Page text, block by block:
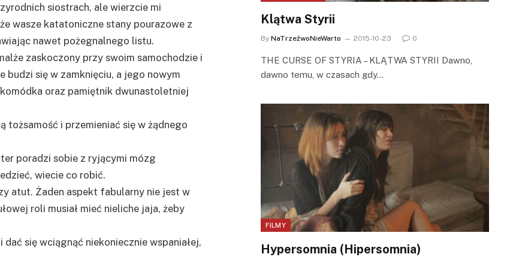
siostrach, ale wierzcie mi
wasze katatoniczne stany pourazowe z
nawet pożegnalnego listu.
zaskoczony przy swoim samochodzie i
budzi się w zamknięciu, a jego nowym
oraz pamiętnik dwunastoletniej
i przemieniać się w żądnego
poradzi sobie z ryjącymi mózg
wiecie co robić.
atut. Żaden aspekt fabularny nie jest w
roli musiał mieć nieliche jaja, żeby
się wciągnąć niekoniecznie wspaniałej,
Klątwa Styrii
By NaTrzeźwoNieWarto 2015-10-23 0
THE CURSE OF STYRIA – KLĄTWA STYRII Dawno,
dawno temu, w czasach gdy…
FILMY
Hypersomnia (Hipersomnia)